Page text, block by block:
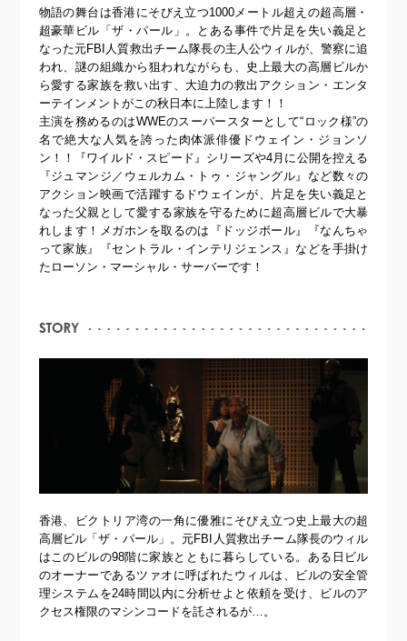
物語の舞台は香港にそびえ立つ1000メートル超えの超高層・
超豪華ビル「ザ・パール」。とある事件で片足を失い義足と
なった元FBI人質救出チーム隊長の主人公ウィルが、警察に追
われ、謎の組織から狙われながらも、史上最大の高層ビルか
ら愛する家族を救い出す、大迫力の救出アクション・エンタ
ーテインメントがこの秋日本に上陸します！！
主演を務めるのはWWEのスーパースターとして“ロック様”の
名で絶大な人気を誇った肉体派俳優ドウェイン・ジョンソ
ン！！『ワイルド・スピード』シリーズや4月に公開を控える
『ジュマンジ／ウェルカム・トゥ・ジャングル』など数々の
アクション映画で活躍するドウェインが、片足を失い義足と
なった父親として愛する家族を守るために超高層ビルで大暴
れします！メガホンを取るのは『ドッジボール』『なんちゃ
って家族』『セントラル・インテリジェンス』などを手掛け
たローソン・マーシャル・サーバーです！
香港、ビクトリア湾の一角に優雅にそびえ立つ史上最大の超
高層ビル「ザ・パール」。元FBI人質救出チーム隊長のウィル
はこのビルの98階に家族とともに暮らしている。ある日ビル
のオーナーであるツァオに呼ばれたウィルは、ビルの安全管
理システムを24時間以内に分析せよと依頼を受け、ビルのア
クセス権限のマシンコードを託されるが…。